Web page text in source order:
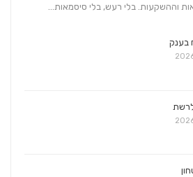
וההשקעות. בלי רעש, בלי סיסמאות…
בענק